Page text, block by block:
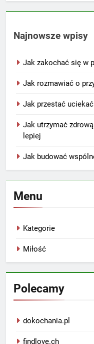
Najnowsze wpisy
Jak zakochać się w
Jak rozmawiać o
Jak przestać
Jak utrzymać
lepiej
Jak budować
Menu
Kategorie
Miłość
Polecamy
dokochania.pl
findlove.ch